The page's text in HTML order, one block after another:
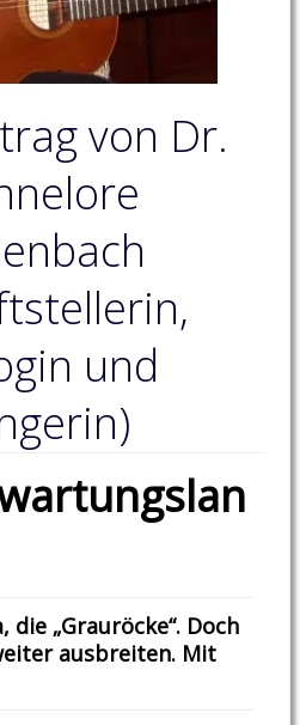
von Dr.
und
die „Grauröcke“. Doch
ausbreiten. Mit